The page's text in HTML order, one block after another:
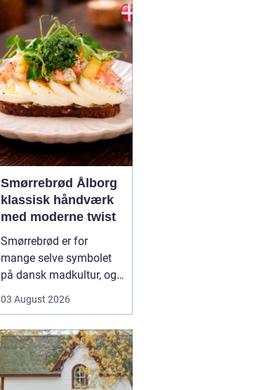
flere handler valget ikke
kun om pris og
beliggenhed, men i h...
Smørrebrød Ålborg
klassisk håndværk
med moderne twist
Smørrebrød er for
mange selve symbolet
på dansk madkultur, og i
i bedste velgående. Her
klassiske stykker med
sild, æg og rejer og nyere
udgaver med grøntsager,
03 August 2026